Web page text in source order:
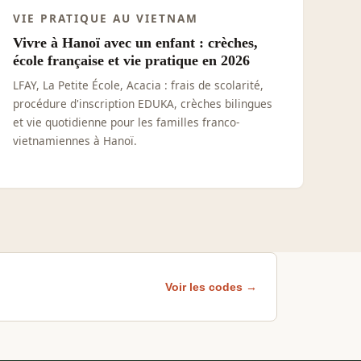
VIE PRATIQUE AU VIETNAM
Vivre à Hanoï avec un enfant : crèches,
école française et vie pratique en 2026
LFAY, La Petite École, Acacia : frais de scolarité,
procédure d'inscription EDUKA, crèches bilingues
et vie quotidienne pour les familles franco-
vietnamiennes à Hanoï.
Voir les codes →